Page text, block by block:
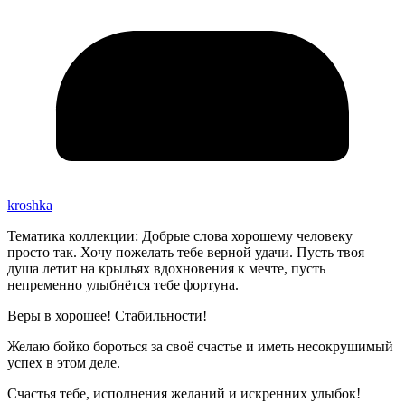
kroshka
Тематика коллекции: Добрые слова хорошему человеку
просто так. Хочу пожелать тебе верной удачи. Пусть твоя
душа летит на крыльях вдохновения к мечте, пусть
непременно улыбнётся тебе фортуна.
Веры в хорошее! Стабильности!
Желаю бойко бороться за своё счастье и иметь несокрушимый
успех в этом деле.
Счастья тебе, исполнения желаний и искренних улыбок!